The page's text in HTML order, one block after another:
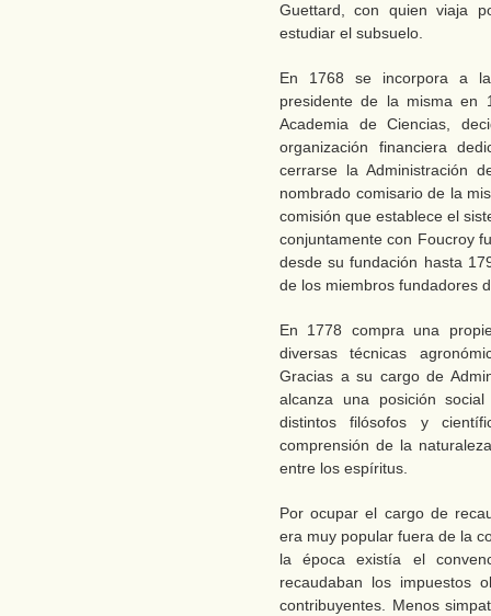
Guettard, con quien viaja
estudiar el subsuelo.
En 1768 se incorpora a
presidente de la misma en
Academia de Ciencias,
organización financiera
cerrarse la Administración
nombrado comisario de la
comisión que establece el
conjuntamente con Foucroy
desde su fundación hasta
de los miembros fundadores
En 1778 compra una
diversas técnicas
Gracias a su cargo de
alcanza una posición
distintos filósofos y
comprensión de la
entre los espíritus.
Por ocupar el cargo de
era muy popular fuera de la
la época existía el
recaudaban los impuestos
contribuyentes. Menos